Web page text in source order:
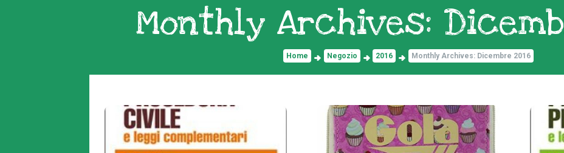
Monthly Archives:
Home Negozio 2016 Monthly Archives: Dicembre 2016